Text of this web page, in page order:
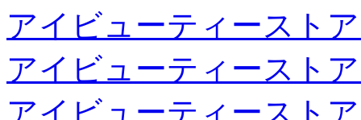
アイビューティースト
アイビューティースト
アイビューティースト